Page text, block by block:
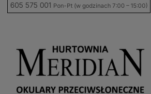
605 575 001 Pon-Pt (w godzinach 7:00 – 15:00)